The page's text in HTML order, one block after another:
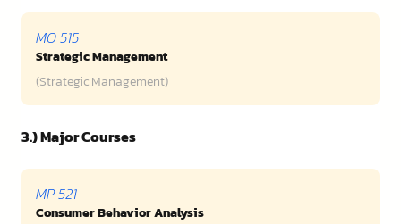
MO 515
Strategic Management
(Strategic Management)
3.) Major Courses
MP 521
Consumer Behavior Analysis